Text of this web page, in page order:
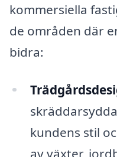
kommersiella
de områden där
bidra:
kundens stil
av växter,